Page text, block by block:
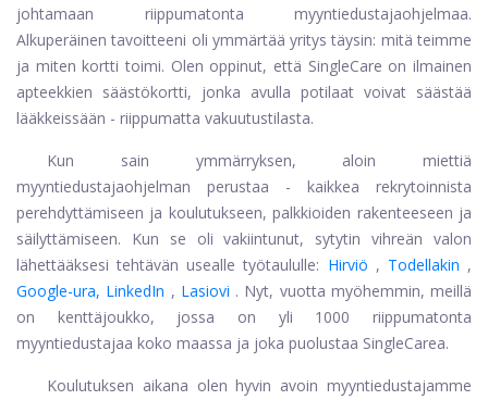
johtamaan riippumatonta myyntiedustajaohjelmaa.
Alkuperäinen tavoitteeni oli ymmärtää yritys täysin: mitä teimme
ja miten kortti toimi. Olen oppinut, että SingleCare on ilmainen
apteekkien säästökortti, jonka avulla potilaat voivat säästää
lääkkeissään - riippumatta vakuutustilasta.
Kun sain ymmärryksen, aloin miettiä
myyntiedustajaohjelman perustaa - kaikkea rekrytoinnista
perehdyttämiseen ja koulutukseen, palkkioiden rakenteeseen ja
säilyttämiseen. Kun se oli vakiintunut, sytytin vihreän valon
lähettääksesi tehtävän usealle työtaululle: Hirviö , Todellakin ,
Google-ura, LinkedIn , Lasiovi . Nyt, vuotta myöhemmin, meillä
on kenttäjoukko, jossa on yli 1000 riippumatonta
myyntiedustajaa koko maassa ja joka puolustaa SingleCarea.
Koulutuksen aikana olen hyvin avoin myyntiedustajamme